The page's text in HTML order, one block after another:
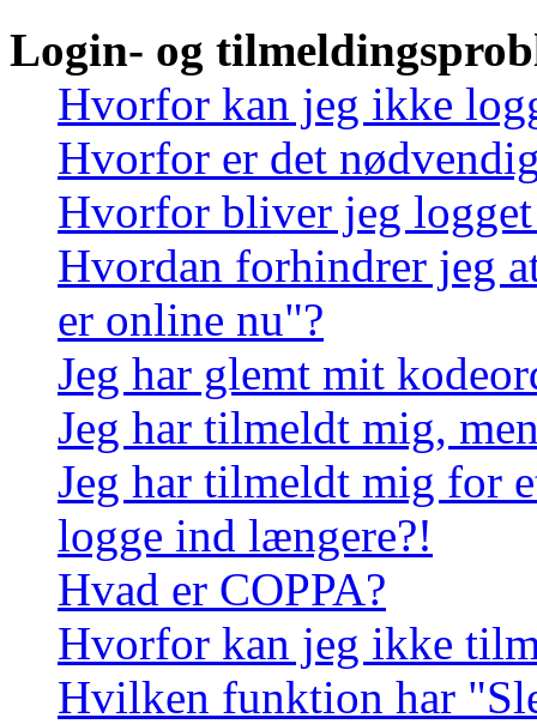
Login- og
Hvorfor kan jeg ikke
Hvorfor er det
Hvorfor bliver jeg
Hvordan forhindrer jeg
er online nu"?
Jeg har glemt mit
Jeg har tilmeldt mig,
Jeg har tilmeldt mig for
logge ind længere?!
Hvad er COPPA?
Hvorfor kan jeg ikke
Hvilken funktion har